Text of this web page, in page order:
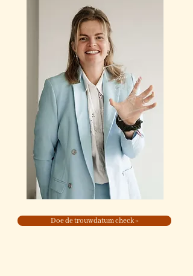
Doe de trouwdatum check >